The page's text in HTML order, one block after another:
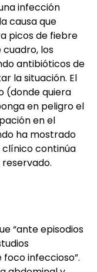
infección
causa que
picos de fiebre
cuadro, los
antibióticos de
la situación. El
(donde quiera
en peligro el
en el
ha mostrado
clínico continúa
“ante episodios
infeccioso”.